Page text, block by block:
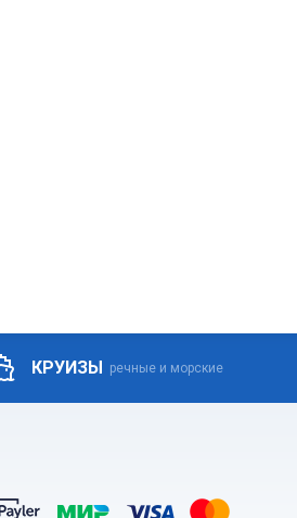
КРУИЗЫ речные и морские